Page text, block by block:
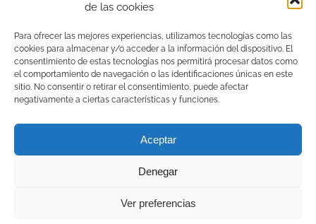
de las cookies
Para ofrecer las mejores experiencias, utilizamos tecnologías como las
cookies para almacenar y/o acceder a la información del dispositivo. El
consentimiento de estas tecnologías nos permitirá procesar datos como
el comportamiento de navegación o las identificaciones únicas en este
sitio. No consentir o retirar el consentimiento, puede afectar
negativamente a ciertas características y funciones.
Aceptar
Denegar
Ver preferencias